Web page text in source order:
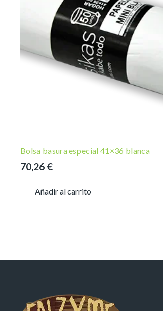
Bolsa basura especial 41×36 blanca
70,26 €
Añadir al carrito